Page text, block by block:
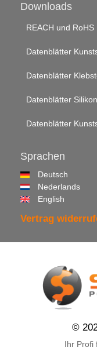
Downloads
REACH und
Datenblätter
Datenblätter
Datenblätter
Datenblätter
Sprachen
Deutsch
Nederlands
English
Vertrag
©
Ihr Profi